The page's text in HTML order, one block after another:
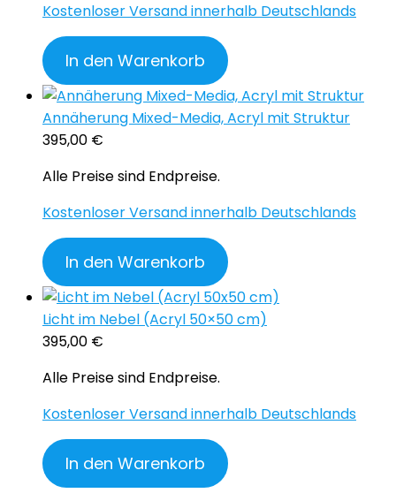
Kostenloser Versand innerhalb Deutschlands
In den Warenkorb
Annäherung Mixed-Media, Acryl mit Struktur
395,00 €
Alle Preise sind Endpreise.
Kostenloser Versand innerhalb Deutschlands
In den Warenkorb
Licht im Nebel (Acryl 50×50 cm)
395,00 €
Alle Preise sind Endpreise.
Kostenloser Versand innerhalb Deutschlands
In den Warenkorb